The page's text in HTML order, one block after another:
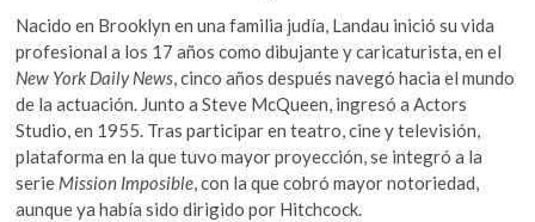
Nacido en Brooklyn en una familia judía, Landau inició su vida
profesional a los 17 años como dibujante y caricaturista, en el
New York Daily News, cinco años después navegó hacia el mundo
de la actuación. Junto a Steve McQueen, ingresó a Actors
Studio, en 1955. Tras participar en teatro, cine y televisión,
plataforma en la que tuvo mayor proyección, se integró a la
serie Mission Imposible, con la que cobró mayor notoriedad,
aunque ya había sido dirigido por Hitchcock.